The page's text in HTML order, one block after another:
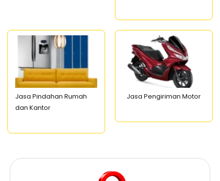
Jasa Pindahan Rumah
dan Kantor
Jasa Pengiriman Motor